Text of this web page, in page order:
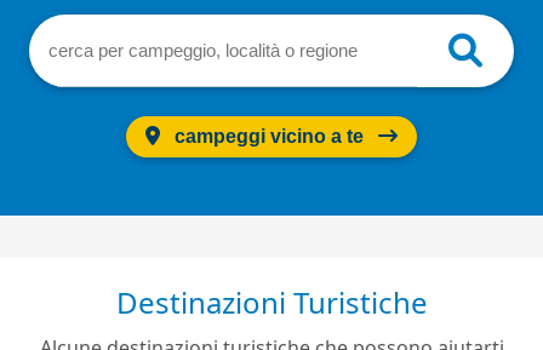
campeggi vicino a te
Destinazioni Turistiche